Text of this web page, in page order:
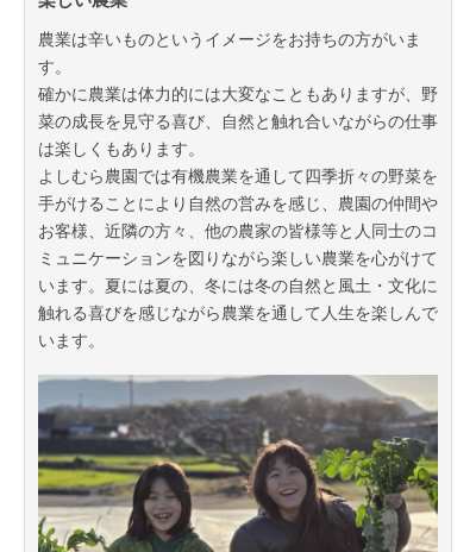
農業は辛いものというイメージをお持ちの方がいま
す。
確かに農業は体力的には大変なこともありますが、野
菜の成長を見守る喜び、自然と触れ合いながらの仕事
は楽しくもあります。
よしむら農園では有機農業を通して四季折々の野菜を
手がけることにより自然の営みを感じ、農園の仲間や
お客様、近隣の方々、他の農家の皆様等と人同士のコ
ミュニケーションを図りながら楽しい農業を心がけて
います。夏には夏の、冬には冬の自然と風土・文化に
触れる喜びを感じながら農業を通して人生を楽しんで
います。